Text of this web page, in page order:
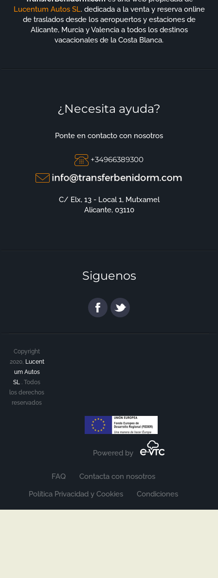
Lucentum Autos SL. dedicada a la venta y reserva online
de traslados desde los aeropuertos y estaciones de
Alicante, Murcia y Valencia a todos los destinos
vacacionales de la Costa Blanca.
¿Necesita ayuda?
Ponte en contacto con nosotros
+34966389300
C/ Elx, 13 - Local 1, Mutxamel
Alicante, 03110
Siguenos
Copyright
2020, Lucent
um Autos
SL
.Todos
los derechos
reservados
Powered by
FAQ
Contacta con nosotros
Política Privacidad y Cookies
Condiciones